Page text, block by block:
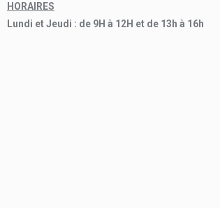
HORAIRES
Lundi et Jeudi : de 9H à 12H et de 13h à 16h